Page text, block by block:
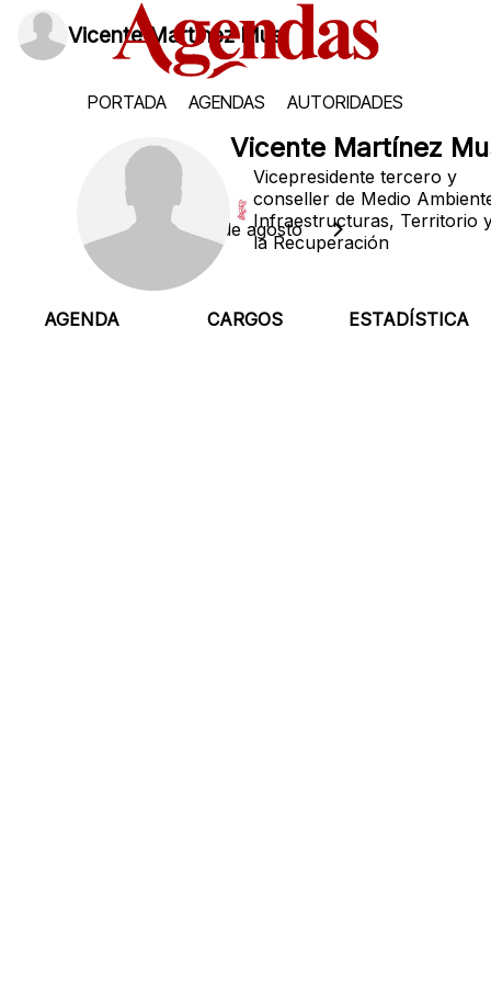
Vicente Martínez Mus
PORTADA AGENDAS AUTORIDADES
Vicente Martínez
Vicepresidente tercero y
conseller de Medio
Infraestructuras, Territorio
la Recuperación
AGENDA CARGOS ESTADÍSTICA
Lunes, 10 de agosto